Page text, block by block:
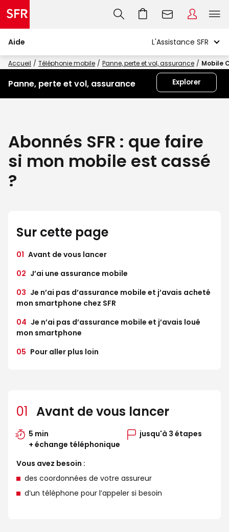
Aide
Accueil Téléphonie mobile Panne, perte et vol, assurance Mobile
Panne, perte et vol, assurance Explorer
Abonnés SFR : que faire
si mon mobile est cassé
?
Sur cette page
01 Avant de vous lancer
02 J’ai une assurance mobile
03 Je n’ai pas d’assurance mobile et j’avais acheté
mon smartphone chez SFR
04 Je n’ai pas d’assurance mobile et j’avais loué
mon smartphone
05 Pour aller plus loin
01 Avant de vous lancer
5 min
+ échange téléphonique
jusqu'à 3 étapes
Vous avez besoin :
des coordonnées de votre assureur
d’un téléphone pour l’appeler si besoin